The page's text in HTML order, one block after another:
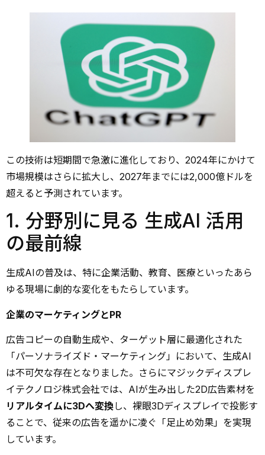
この技術は短期間で急激に進化しており、2024年にかけて
市場規模はさらに拡大し、2027年までには2,000億ドルを
超えると予測されています。
1. 分野別に見る 生成AI 活用
の最前線
生成AIの普及は、特に企業活動、教育、医療といったあら
ゆる現場に劇的な変化をもたらしています。
企業のマーケティングとPR
広告コピーの自動生成や、ターゲット層に最適化された
「パーソナライズド・マーケティング」において、生成AI
は不可欠な存在となりました。さらにマジックディスプレ
イテクノロジ株式会社では、AIが生み出した2D広告素材を
リアルタイムに3Dへ変換し、裸眼3Dディスプレイで投影す
ることで、従来の広告を遥かに凌ぐ「足止め効果」を実現
しています。